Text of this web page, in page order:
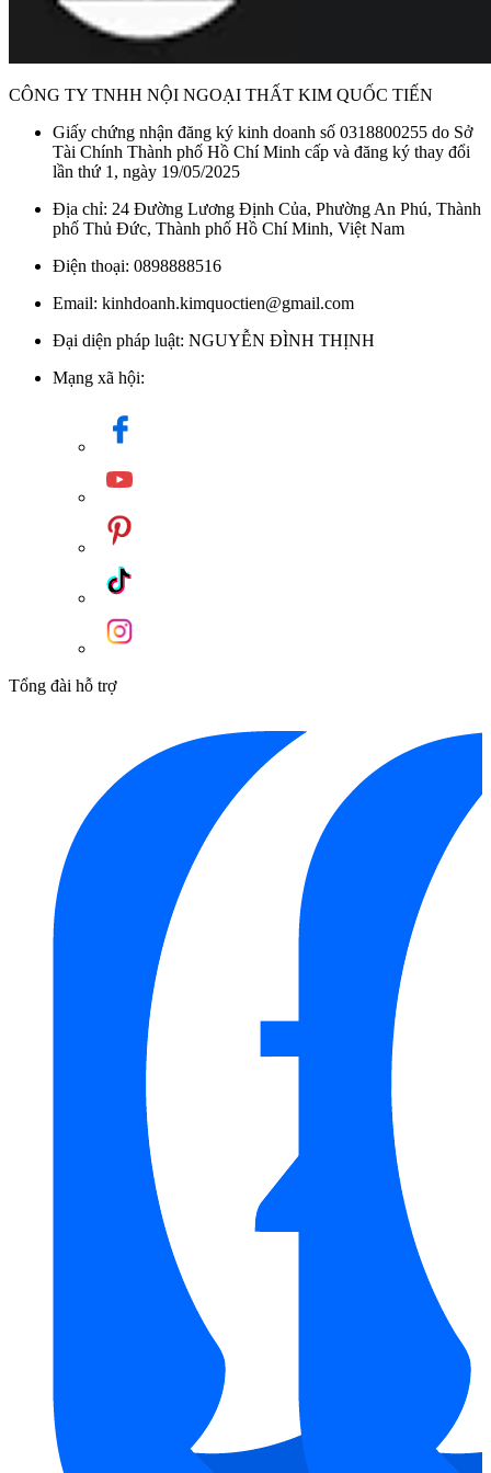
CÔNG TY TNHH NỘI NGOẠI THẤT KIM QUỐC TIẾN
Giấy chứng nhận đăng ký kinh doanh số 0318800255 do Sở
Tài Chính Thành phố Hồ Chí Minh cấp và đăng ký thay đổi
lần thứ 1, ngày 19/05/2025
Địa chỉ: 24 Đường Lương Định Của, Phường An Phú, Thành
phố Thủ Đức, Thành phố Hồ Chí Minh, Việt Nam
Điện thoại: 0898888516
Email: kinhdoanh.kimquoctien@gmail.com
Đại diện pháp luật: NGUYỄN ĐÌNH THỊNH
Mạng xã hội:
Tổng đài hỗ trợ